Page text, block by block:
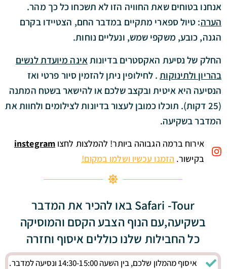
אנחנו בטוחים שאת החוויה הזו לא תשכחו כל כך מהר.
הערה: טיול ספארי מתקיים במדבר החם, הצטיידו בקרם
הגנה, כובע, משקפי שמש, ונעליים נוחות.
החלק של נסיעת האקסטרים בדיונותאינה מיועדת לנשים
בהריון ולתינוקות. לחילופין ניתן להזמין סיור פרטי ואז
הנסיעה היא איטית ובקצב שלכם או להישאר בשטח המתנה
(25 דקות). תוכלו כמובן לעצור בדיונות לצילומים ולחוות את
המדבר בשקיעה.
אירוח ברמה הגבוהה ביותר! להמלצות לחצו instegram
בקישור. הזמנו עכשיו ושלמו במקום!
Safari -Tour באו להכיר את המדבר
בשקיעה,עם הנוף הצבע הקסם והמוסיקה
כל החבילות שלנו כוללים איסוף וחזרה
איסוף מהמלון שלכם, בין השעה 14:30-15:00 ונסיעה למדבר.